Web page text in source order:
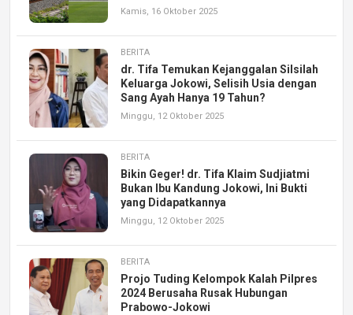
Kamis, 16 Oktober 2025
BERITA
dr. Tifa Temukan Kejanggalan Silsilah
Keluarga Jokowi, Selisih Usia dengan
Sang Ayah Hanya 19 Tahun?
Minggu, 12 Oktober 2025
BERITA
Bikin Geger! dr. Tifa Klaim Sudjiatmi
Bukan Ibu Kandung Jokowi, Ini Bukti
yang Didapatkannya
Minggu, 12 Oktober 2025
BERITA
Projo Tuding Kelompok Kalah Pilpres
2024 Berusaha Rusak Hubungan
Prabowo-Jokowi